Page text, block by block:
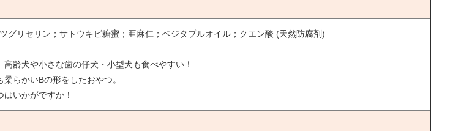
グリセリン；サトウキビ糖蜜；亜麻仁；ベジタブルオイル；クエン酸 (天然防腐剤)
齢犬や小さな歯の仔犬・小型犬も食べやすい！
らかいBの形をしたおやつ。
いかがですか！